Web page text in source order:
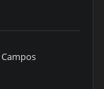
Campos